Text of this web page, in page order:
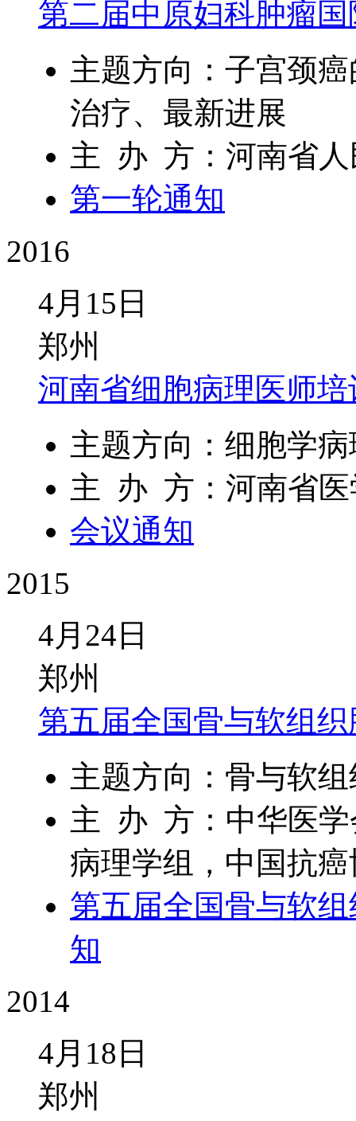
第二届中原妇科肿瘤
主题方向：子宫颈
治疗、最新进展
主 办 方：河南省人
第一轮通知
2016
4月15日
郑州
河南省细胞病理医师培
主题方向：细胞学
主 办 方：河南省医
会议通知
2015
4月24日
郑州
第五届全国骨与软组
主题方向：骨与软
主 办 方：中华医学
病理学组，中国抗
第五届全国骨与软
知
2014
4月18日
郑州